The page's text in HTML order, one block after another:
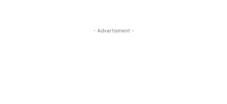
- Advertisment -